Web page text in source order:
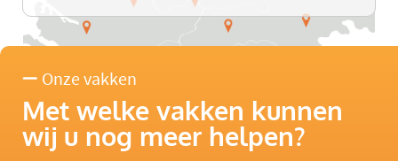
Onze vakken
Met welke vakken kunnen
wij u nog meer helpen?